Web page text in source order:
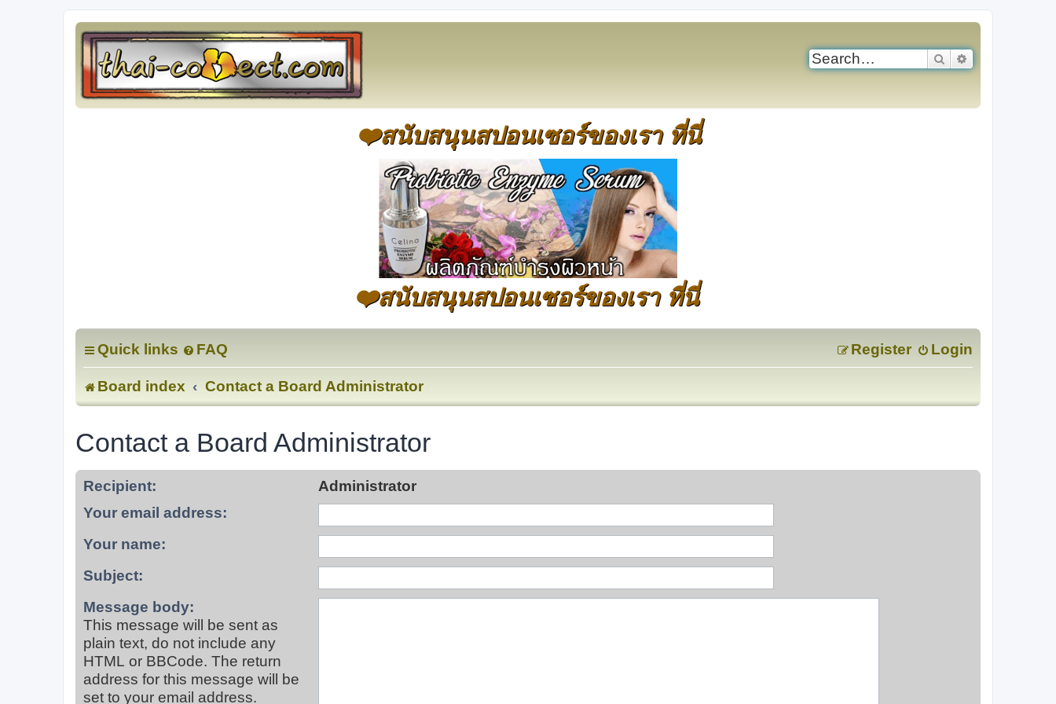
Search
❤️สนับสนุนสปอนเซอร์ของเรา ที่นี่
❤️สนับสนุนสปอนเซอร์ของเรา ที่นี่
Quick links FAQ Login
Register
Board index Contact a Board Administrator
Contact a Board Administrator
Recipient:
Administrator
Your email address:
Your name:
Subject:
Message body:
This message will be sent as
plain text, do not include any
HTML or BBCode. The return
address for this message will be
set to your email address.